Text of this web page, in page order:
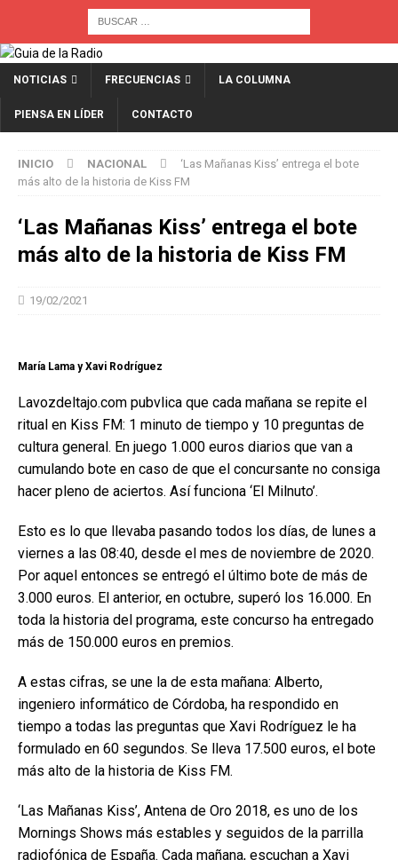
NOTICIAS FRECUENCIAS LA COLUMNA
PIENSA EN LÍDER CONTACTO
INICIO NACIONAL
‘Las Mañanas Kiss’ entrega el bote
más alto de la historia de Kiss FM
‘Las Mañanas Kiss’ entrega el bote
más alto de la historia de Kiss FM
19/02/2021
María Lama y Xavi Rodríguez
Lavozdeltajo.com pubvlica que cada mañana se repite el
ritual en Kiss FM: 1 minuto de tiempo y 10 preguntas de
cultura general. En juego 1.000 euros diarios que van a
cumulando bote en caso de que el concursante no consiga
hacer pleno de aciertos. Así funciona ‘El Milnuto’.
Esto es lo que llevaba pasando todos los días, de lunes a
viernes a las 08:40, desde el mes de noviembre de 2020.
Por aquel entonces se entregó el último bote de más de
3.000 euros. El anterior, en octubre, superó los 16.000. En
toda la historia del programa, este concurso ha entregado
más de 150.000 euros en premios.
A estas cifras, se une la de esta mañana: Alberto,
ingeniero informático de Córdoba, ha respondido en
tiempo a todas las preguntas que Xavi Rodríguez le ha
formulado en 60 segundos. Se lleva 17.500 euros, el bote
más alto de la historia de Kiss FM.
‘Las Mañanas Kiss’, Antena de Oro 2018, es uno de los
Mornings Shows más estables y seguidos de la parrilla
radiofónica de España. Cada mañana, escuchan a Xavi